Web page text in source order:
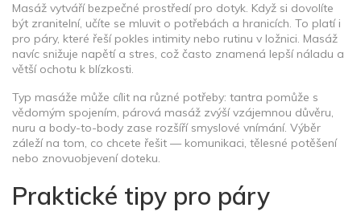
Masáž vytváří bezpečné prostředí pro dotyk. Když si dovolíte
být zranitelní, učíte se mluvit o potřebách a hranicích. To platí i
pro páry, které řeší pokles intimity nebo rutinu v ložnici. Masáž
navíc snižuje napětí a stres, což často znamená lepší náladu a
větší ochotu k blízkosti.
Typ masáže může cílit na různé potřeby: tantra pomůže s
vědomým spojením, párová masáž zvýší vzájemnou důvěru,
nuru a body-to-body zase rozšíří smyslové vnímání. Výběr
záleží na tom, co chcete řešit — komunikaci, tělesné potěšení
nebo znovuobjevení doteku.
Praktické tipy pro páry